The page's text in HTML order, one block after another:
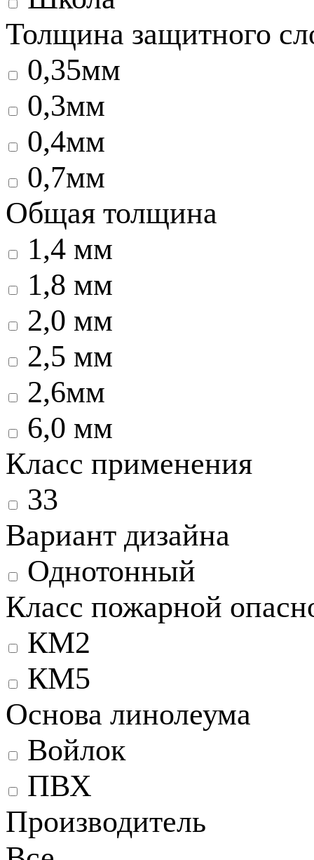
Толщина защитного
0,35мм
0,3мм
0,4мм
0,7мм
Общая толщина
1,4 мм
1,8 мм
2,0 мм
2,5 мм
2,6мм
6,0 мм
Класс применения
33
Вариант дизайна
Однотонный
Класс пожарной
КМ2
КМ5
Основа линолеума
Войлок
ПВХ
Производитель